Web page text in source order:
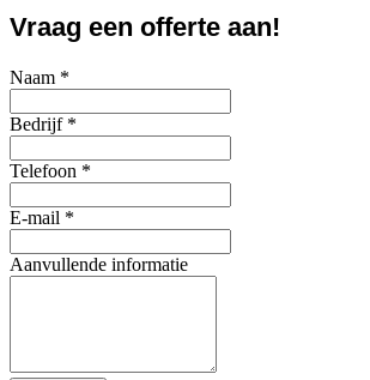
Vraag een offerte aan!
Naam *
Bedrijf *
Telefoon *
E-mail *
Aanvullende informatie